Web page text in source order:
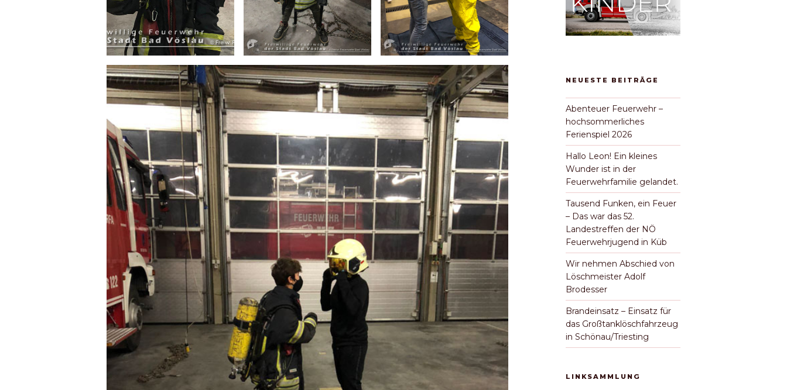
NEUESTE BEITRÄGE
Abenteuer Feuerwehr –
hochsommerliches
Ferienspiel 2026
Hallo Leon! Ein kleines
Wunder ist in der
Feuerwehrfamilie gelandet.
Tausend Funken, ein Feuer
– Das war das 52.
Landestreffen der NÖ
Feuerwehrjugend in Küb
Wir nehmen Abschied von
Löschmeister Adolf
Brodesser
Brandeinsatz – Einsatz für
das Großtanklöschfahrzeug
in Schönau/Triesting
LINKSAMMLUNG